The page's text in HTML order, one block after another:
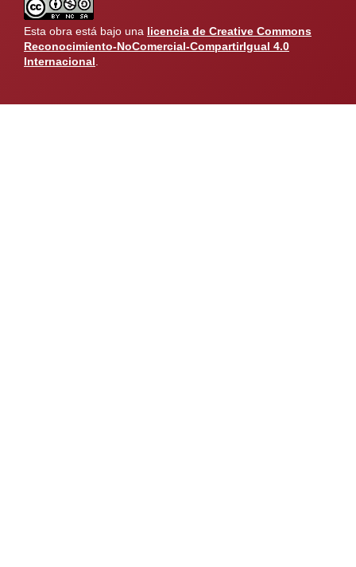
Esta obra está bajo una licencia de Creative Commons
Reconocimiento-NoComercial-CompartirIgual 4.0
Internacional.